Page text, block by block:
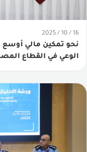
16 / 10 / 2025
نحو تمكين مالي أوسع
الوعي في القطاع